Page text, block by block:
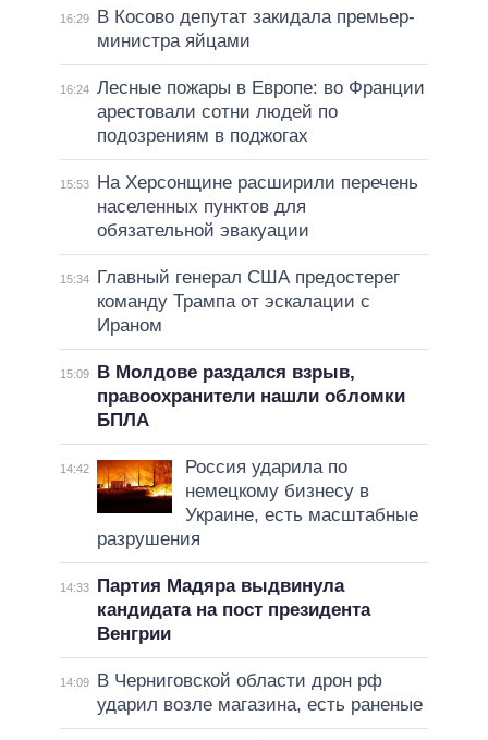
16:29
В Косово депутат закидала премьер-
министра яйцами
16:24 Лесные пожары в Европе: во Франции
арестовали сотни людей по
подозрениям в поджогах
15:53
На Херсонщине расширили перечень
населенных пунктов для
обязательной эвакуации
15:34
Главный генерал США предостерег
команду Трампа от эскалации с
Ираном
15:09
В Молдове раздался взрыв,
правоохранители нашли обломки
БПЛА
14:42
Россия ударила по
немецкому бизнесу в
Украине, есть масштабные
разрушения
14:33
Партия Мадяра выдвинула
кандидата на пост президента
Венгрии
14:09
В Черниговской области дрон рф
ударил возле магазина, есть раненые